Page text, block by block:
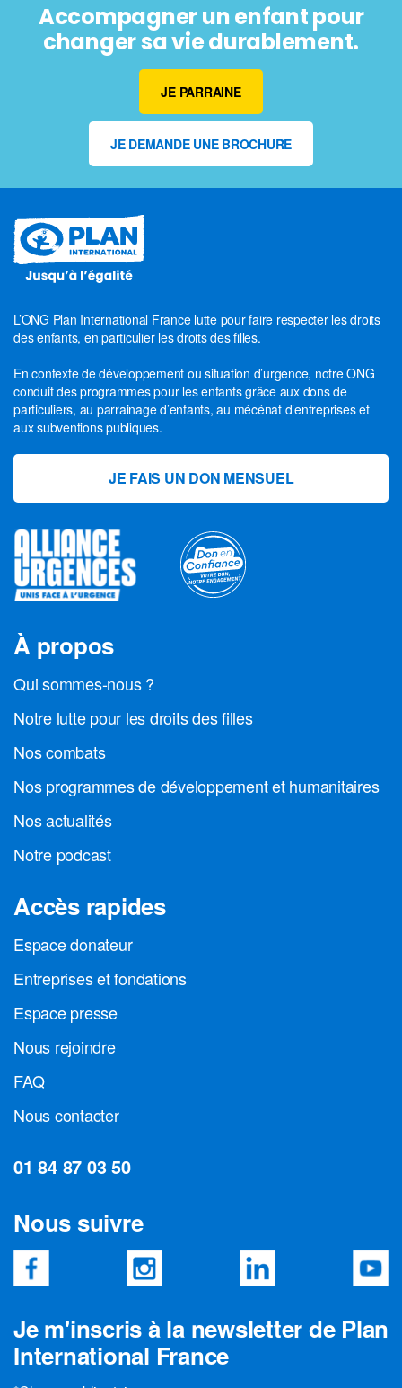
Accompagner un enfant pour
changer sa vie durablement.
JE PARRAINE
JE DEMANDE UNE BROCHURE
L’ONG Plan International France lutte pour faire respecter les droits
des enfants, en particulier les droits des filles.
En contexte de développement ou situation d’urgence, notre ONG
conduit des programmes pour les enfants grâce aux dons de
particuliers, au parrainage d’enfants, au mécénat d’entreprises et
aux subventions publiques.
JE FAIS UN DON MENSUEL
À propos
Qui sommes-nous ?
Notre lutte pour les droits des filles
Nos combats
Nos programmes de développement et humanitaires
Nos actualités
Notre podcast
Accès rapides
Espace donateur
Entreprises et fondations
Espace presse
Nous rejoindre
FAQ
Nous contacter
01 84 87 03 50
Nous suivre
Je m'inscris à la newsletter de Plan
International France